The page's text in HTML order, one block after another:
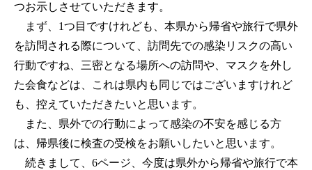
つお示しさせていただきます。
まず、1つ目ですけれども、本県から帰省や旅行で県外
を訪問される際について、訪問先での感染リスクの高い
行動ですね、三密となる場所への訪問や、マスクを外し
た会食などは、これは県内も同じではございますけれど
も、控えていただきたいと思います。
また、県外での行動によって感染の不安を感じる方
は、帰県後に検査の受検をお願いしたいと思います。
続きまして、6ページ、今度は県外から帰省や旅行で本